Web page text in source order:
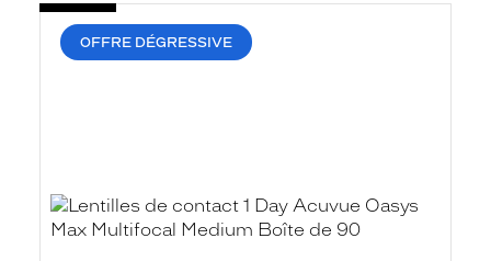
OFFRE DÉGRESSIVE